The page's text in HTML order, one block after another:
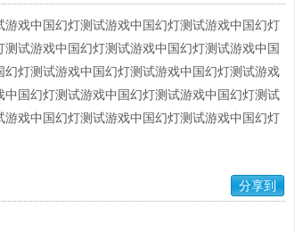
戏中国幻灯测试游戏中国幻灯测试游戏中国幻灯
试游戏中国幻灯测试游戏中国幻灯测试游戏中国
灯测试游戏中国幻灯测试游戏中国幻灯测试游戏
国幻灯测试游戏中国幻灯测试游戏中国幻灯测试
戏中国幻灯测试游戏中国幻灯测试游戏中国幻灯
分享到